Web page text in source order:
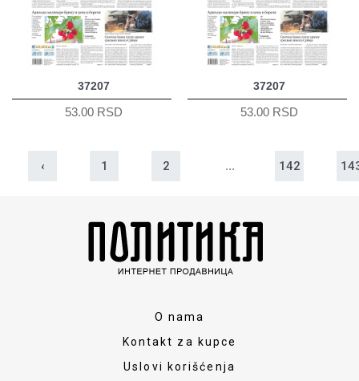
37207
53.00 RSD
37207
53.00 RSD
‹ 1 2 ... 142
O nama
Kontakt za kupce
Uslovi korišćenja